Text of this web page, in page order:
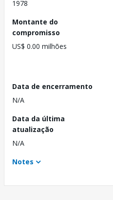
1978
Montante do
compromisso
US$ 0.00 milhões
Data de encerramento
N/A
Data da última
atualização
N/A
Notes